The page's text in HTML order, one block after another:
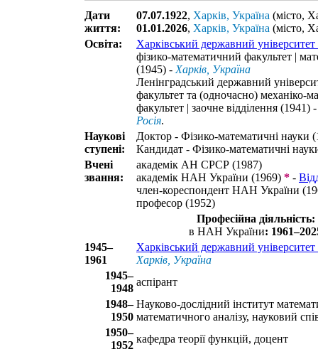
Дати
життя:
07.07.1922, Харків, Україна (місто,
01.01.2026, Харків, Україна (місто,
Освіта:
Харківський державний
фізико-математичний факультет |
(1945) - Харків, Україна
Ленінградський державний
факультет та (одночасно) механіко-
факультет | заочне відділення (1941) -
Росія.
Наукові
ступені:
Доктор - Фізико-математичні науки
Кандидат - Фізико-математичні
Вчені
звання:
академік АН СРСР (1987)
академік НАН України (1969) * -
член-кореспондент НАН України
професор (1952)
Професійна діяльність:
в НАН України:
1945–
1961
Харківський державний
Харків, Україна
1945–
1948
аспірант
1948–
1950
Науково-дослідний інститут
математичного аналізу, науковий
1950–
1952
кафедра теорії функцій, доцент